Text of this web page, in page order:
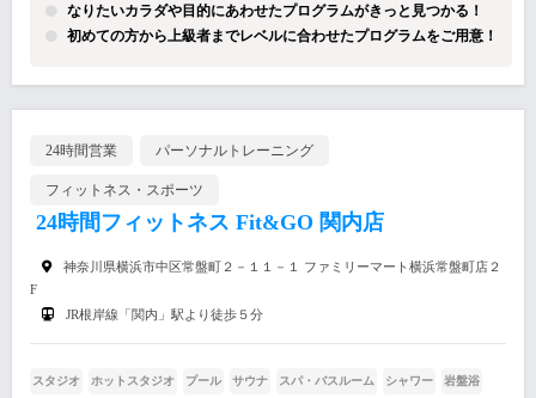
なりたいカラダや目的にあわせたプログラムがきっと見つかる！
初めての方から上級者までレベルに合わせたプログラムをご用意！
24時間営業 パーソナルトレーニング
フィットネス・スポーツ
24時間フィットネス Fit&GO 関内店
神奈川県横浜市中区常盤町２－１１－１ ファミリーマート横浜常盤町店２
F
JR根岸線「関内」駅より徒歩５分
スタジオ ホットスタジオ プール サウナ スパ・バスルーム シャワー 岩盤浴